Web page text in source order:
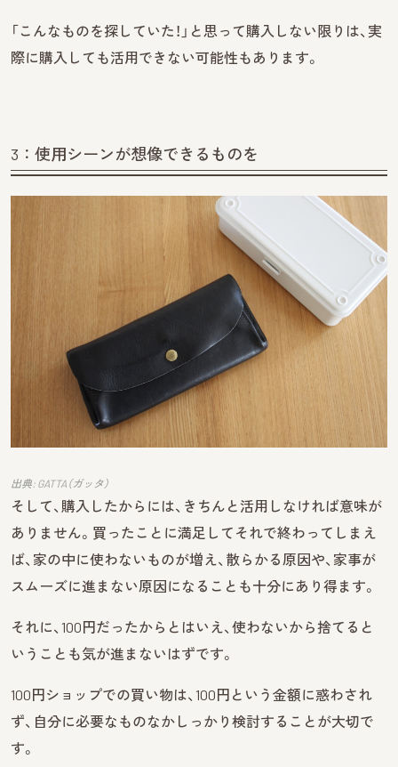
「こんなものを探していた！」と思って購入しない限りは、実
際に購入しても活用できない可能性もあります。
3：使用シーンが想像できるものを
出典: GATTA（ガッタ）
そして、購入したからには、きちんと活用しなければ意味が
ありません。買ったことに満足してそれで終わってしまえ
ば、家の中に使わないものが増え、散らかる原因や、家事が
スムーズに進まない原因になることも十分にあり得ます。
それに、100円だったからとはいえ、使わないから捨てると
いうことも気が進まないはずです。
100円ショップでの買い物は、100円という金額に惑わされ
ず、自分に必要なものなかしっかり検討することが大切で
す。